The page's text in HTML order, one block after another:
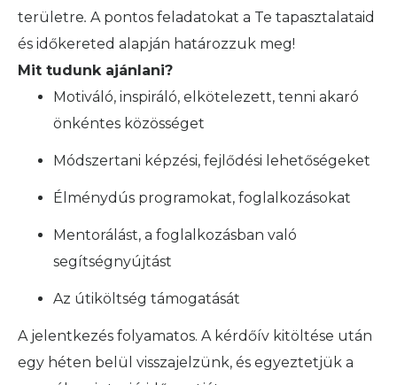
területre. A pontos feladatokat a Te tapasztalataid
és időkereted alapján határozzuk meg!
Mit tudunk ajánlani?
Motiváló, inspiráló, elkötelezett, tenni akaró
önkéntes közösséget
Módszertani képzési, fejlődési lehetőségeket
Élménydús programokat, foglalkozásokat
Mentorálást, a foglalkozásban való
segítségnyújtást
Az útiköltség támogatását
A jelentkezés folyamatos. A kérdőív kitöltése után
egy héten belül visszajelzünk, és egyeztetjük a